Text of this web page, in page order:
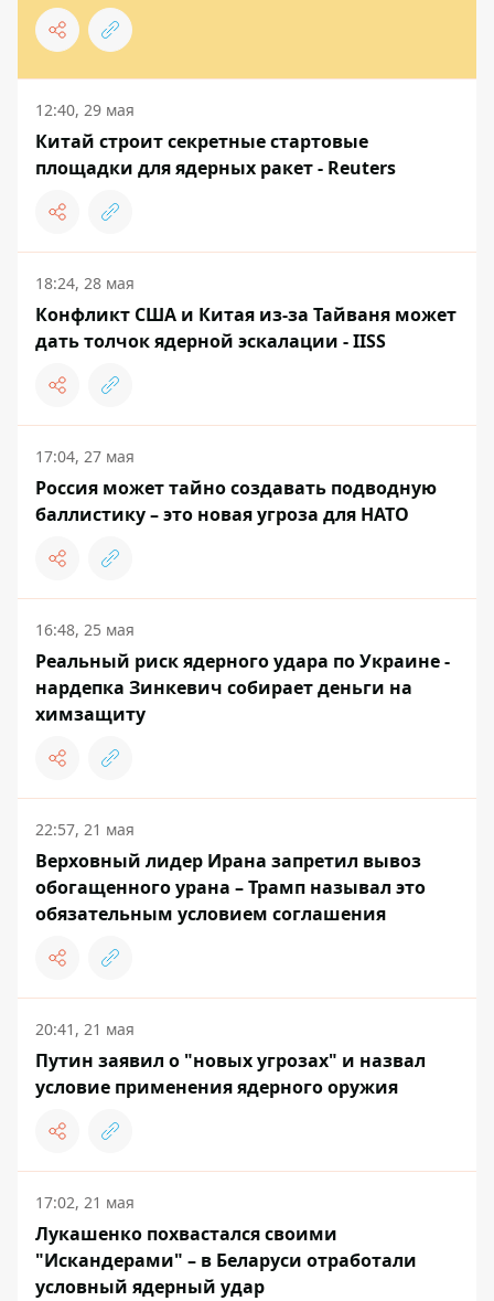
12:40, 29 мая
Китай строит секретные стартовые
площадки для ядерных ракет - Reuters
18:24, 28 мая
Конфликт США и Китая из-за Тайваня может
дать толчок ядерной эскалации - IISS
17:04, 27 мая
Россия может тайно создавать подводную
баллистику – это новая угроза для НАТО
16:48, 25 мая
Реальный риск ядерного удара по Украине -
нардепка Зинкевич собирает деньги на
химзащиту
22:57, 21 мая
Верховный лидер Ирана запретил вывоз
обогащенного урана – Трамп называл это
обязательным условием соглашения
20:41, 21 мая
Путин заявил о "новых угрозах" и назвал
условие применения ядерного оружия
17:02, 21 мая
Лукашенко похвастался своими
"Искандерами" – в Беларуси отработали
условный ядерный удар